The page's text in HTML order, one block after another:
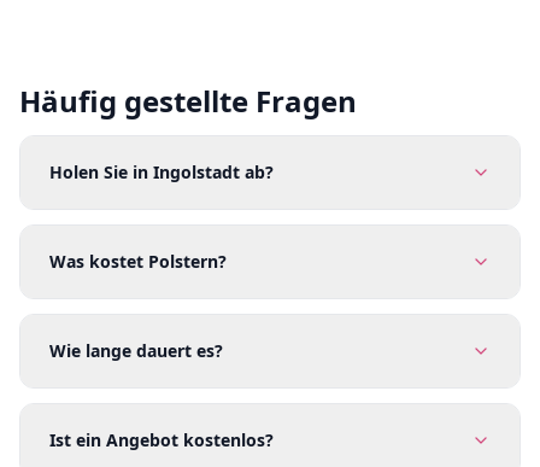
Häufig gestellte Fragen
Holen Sie in Ingolstadt ab?
Was kostet Polstern?
Wie lange dauert es?
Ist ein Angebot kostenlos?